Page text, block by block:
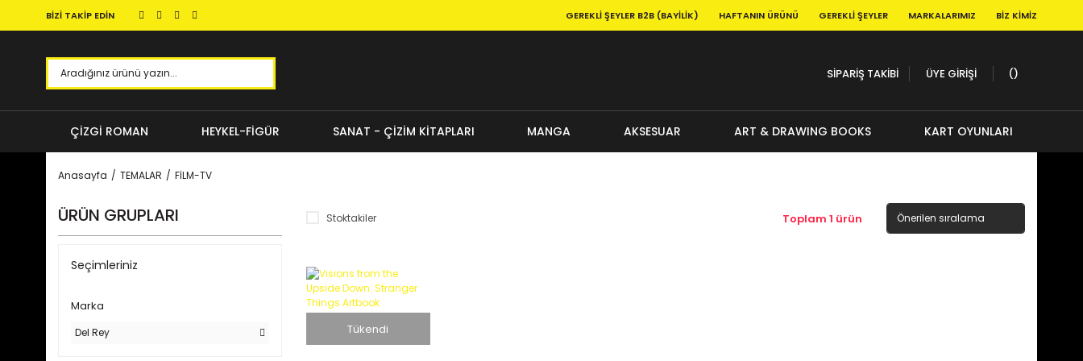
BİZİ TAKİP EDİN GEREKLI ŞEYLER B2B (BAYILIK) HAFTANIN ÜRÜNÜ GEREKLI ŞEYLER MARKALARIMIZ BIZ KIMIZ
SİPARİŞ TAKİBİ ÜYE GİRİŞİ
ÇİZGİ ROMAN HEYKEL-FİGÜR SANAT - ÇİZİM KİTAPLARI MANGA AKSESUAR ART & DRAWING BOOKS KART OYUNLARI
Anasayfa TEMALAR FİLM-TV
ÜRÜN GRUPLARI
Seçimleriniz
Marka
Del Rey
Stoktakiler Toplam 1 ürün
Tükendi